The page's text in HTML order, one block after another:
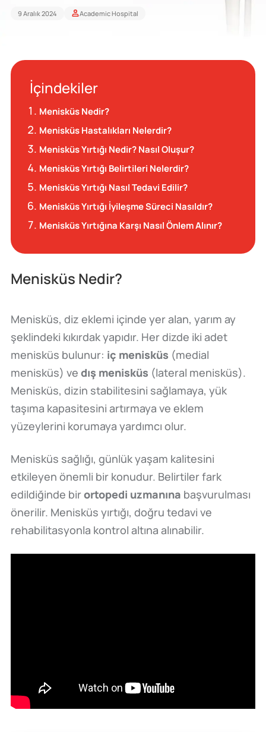
9 Aralık 2024 Academic Hospital
İçindekiler
Menisküs Nedir?
Menisküs Hastalıkları Nelerdir?
Menisküs Yırtığı Nedir? Nasıl Oluşur?
Menisküs Yırtığı Belirtileri Nelerdir?
Menisküs Yırtığı Nasıl Tedavi Edilir?
Menisküs Yırtığı İyileşme Süreci Nasıldır?
Menisküs Yırtığına Karşı Nasıl Önlem Alınır?
Menisküs Nedir?
Menisküs, diz eklemi içinde yer alan, yarım ay
şeklindeki kıkırdak yapıdır. Her dizde iki adet
menisküs bulunur: iç menisküs (medial
menisküs) ve dış menisküs (lateral menisküs).
Menisküs, dizin stabilitesini sağlamaya, yük
taşıma kapasitesini artırmaya ve eklem
yüzeylerini korumaya yardımcı olur.
Menisküs sağlığı, günlük yaşam kalitesini
etkileyen önemli bir konudur. Belirtiler fark
edildiğinde birortopedi uzmanına başvurulması
önerilir. Menisküs yırtığı, doğru tedavi ve
rehabilitasyonla kontrol altına alınabilir.